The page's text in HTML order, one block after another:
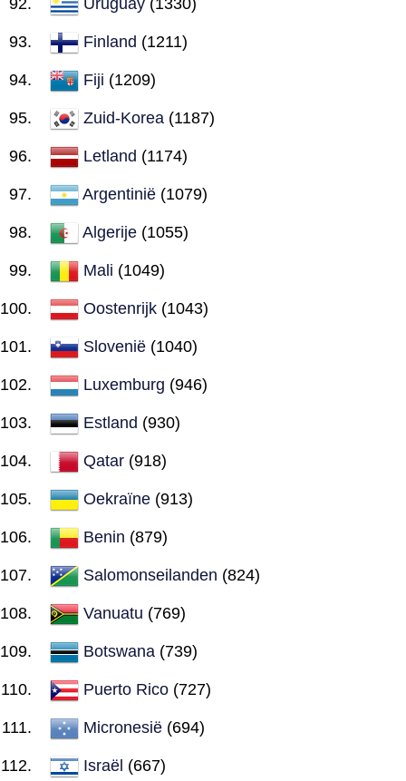
Finland (1211)
Fiji (1209)
Zuid-Korea (1187)
Letland (1174)
Argentinië (1079)
Algerije (1055)
Mali (1049)
Oostenrijk (1043)
Slovenië (1040)
Luxemburg (946)
Estland (930)
Qatar (918)
Oekraïne (913)
Benin (879)
Salomonseilanden (824)
Vanuatu (769)
Botswana (739)
Puerto Rico (727)
Micronesië (694)
Israël (667)